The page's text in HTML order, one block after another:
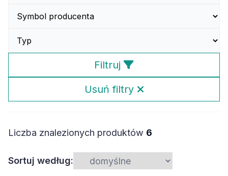
Filtruj
Usuń filtry
Liczba znalezionych produktów 6
Sortuj według: